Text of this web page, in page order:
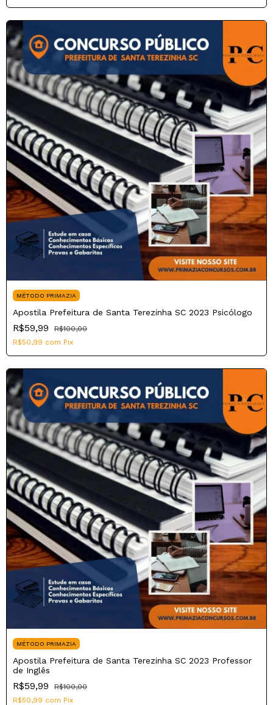
MÉTODO PRIMAZIA
Apostila Prefeitura de Santa Terezinha SC 2023 Psicólogo
R$59,99
R$100,00
R$50,99 com Pix
MÉTODO PRIMAZIA
Apostila Prefeitura de Santa Terezinha SC 2023 Professor
de Inglês
R$59,99
R$100,00
R$50,99 com Pix